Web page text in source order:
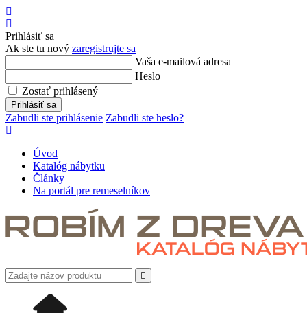
sa
Prihlásiť sa
Ak ste tu nový zaregistrujte sa
Vaša e-mailová adresa
Heslo
Zostať prihlásený
Prihlásiť sa
Zabudli ste prihlásenie Zabudli ste heslo?
Úvod
Katalóg nábytku
Články
Na portál pre remeselníkov